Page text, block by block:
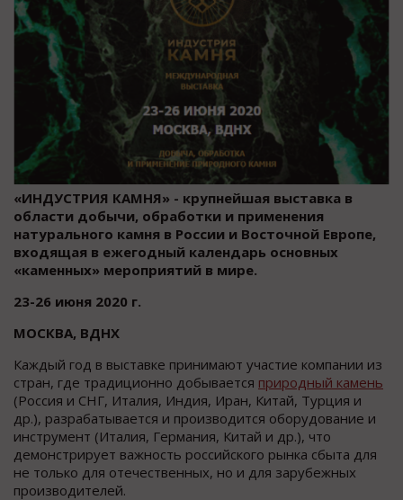
«ИНДУСТРИЯ КАМНЯ» - крупнейшая выставка в
области добычи, обработки и применения
натурального камня в России и Восточной Европе,
входящая в ежегодный календарь основных
«каменных» мероприятий в мире.
23-26 июня 2020 г.
МОСКВА, ВДНХ
Каждый год в выставке принимают участие компании из
стран, где традиционно добывается природный камень
(Россия и СНГ, Италия, Индия, Иран, Китай, Турция и
др.), разрабатывается и производится оборудование и
инструмент (Италия, Германия, Китай и др.), что
демонстрирует важность российского рынка сбыта для
не только для отечественных, но и для зарубежных
производителей.